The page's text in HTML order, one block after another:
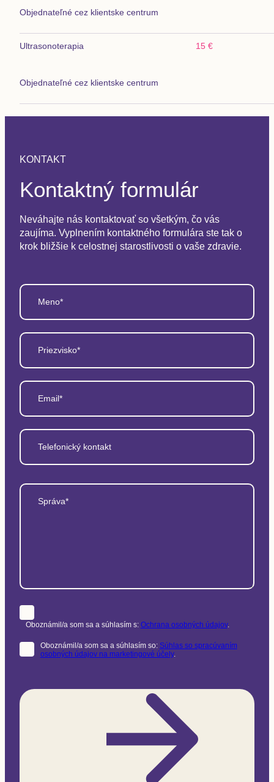
Objednateľné cez klientske centrum
Ultrasonoterapia
Objednateľné cez klientske centrum
15 €
KONTAKT
Kontaktný formulár
Neváhajte nás kontaktovať so všetkým, čo vás
zaujíma. Vyplnením kontaktného formulára ste tak o
krok bližšie k celostnej starostlivosti o vaše zdravie.
Meno*
Priezvisko*
Email*
Telefonický kontakt
Správa*
Oboznámil/a som sa a súhlasím s: Ochrana osobných údajov.
Oboznámil/a som sa a súhlasím so: Súhlas so spracúvaním
osobných údajov na marketingové účely.